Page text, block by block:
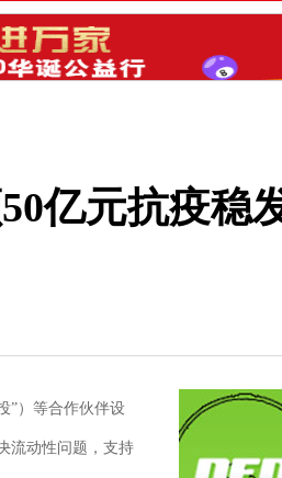
亿元抗疫稳
”）等合作伙伴设
流动性问题，支持